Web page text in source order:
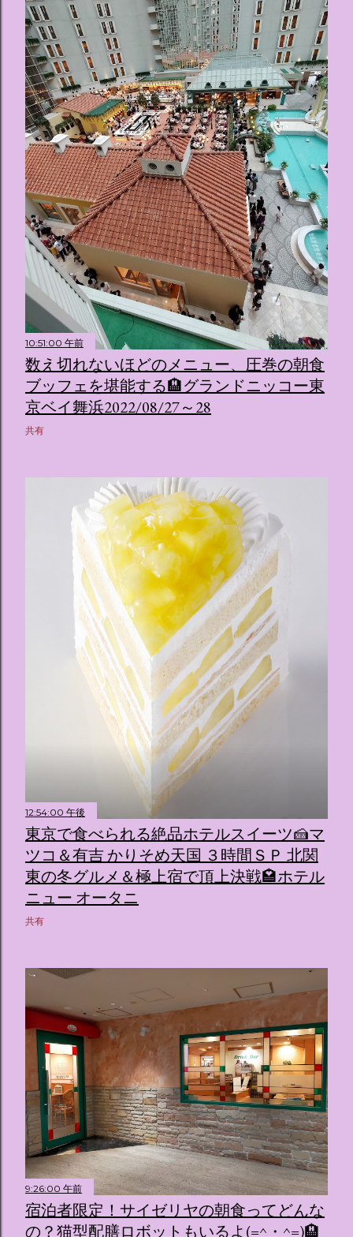
10:51:00 午前
数え切れないほどのメニュー、圧巻の朝食
ブッフェを堪能する🏨グランドニッコー東
京ベイ舞浜2022/08/27～28
共有
12:54:00 午後
東京で食べられる絶品ホテルスイーツ🍰マ
ツコ＆有吉 かりそめ天国 ３時間ＳＰ 北関
東の冬グルメ＆極上宿で頂上決戦🏩ホテル
ニュー オータニ
共有
9:26:00 午前
宿泊者限定！サイゼリヤの朝食ってどんな
の？猫型配膳ロボットもいるよ(=^・^=)🏨